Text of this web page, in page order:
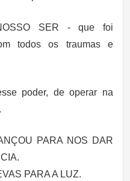
SER - que foi
todos os traumas e
poder, de operar na
PARA NOS DAR
PARA A LUZ.